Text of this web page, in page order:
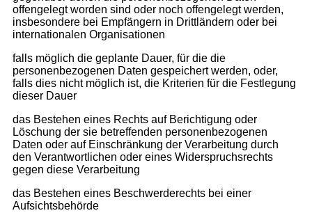
offengelegt worden sind oder noch offengelegt werden,
insbesondere bei Empfängern in Drittländern oder bei
internationalen Organisationen
falls möglich die geplante Dauer, für die die
personenbezogenen Daten gespeichert werden, oder,
falls dies nicht möglich ist, die Kriterien für die Festlegung
dieser Dauer
das Bestehen eines Rechts auf Berichtigung oder
Löschung der sie betreffenden personenbezogenen
Daten oder auf Einschränkung der Verarbeitung durch
den Verantwortlichen oder eines Widerspruchsrechts
gegen diese Verarbeitung
das Bestehen eines Beschwerderechts bei einer
Aufsichtsbehörde